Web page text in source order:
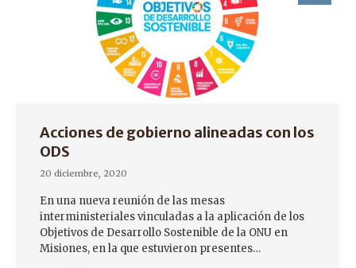
Acciones de gobierno alineadas con los
ODS
20 diciembre, 2020
En una nueva reunión de las mesas
interministeriales vinculadas a la aplicación de los
Objetivos de Desarrollo Sostenible de la ONU en
Misiones, en la que estuvieron presentes…